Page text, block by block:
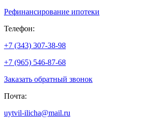
Рефинансирование ипотеки
Телефон:
+7 (343) 307-38-98
+7 (965) 546-87-68
Заказать обратный звонок
Почта:
uytvil-ilicha@mail.ru